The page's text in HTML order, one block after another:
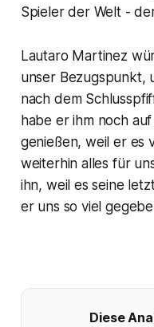
Spieler der Welt -
Lautaro Martinez
unser Bezugspunkt,
nach dem
habe er ihm noch
genießen, weil er es
weiterhin alles für
ihn, weil es seine
er uns so viel
Diese